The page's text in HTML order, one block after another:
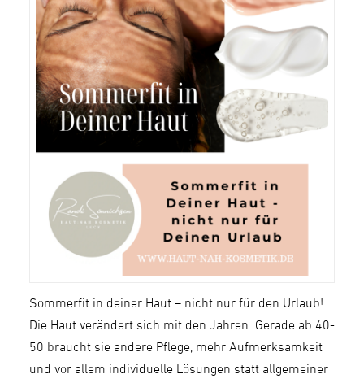
Sommerfit in deiner Haut – nicht nur für den Urlaub!
Die Haut verändert sich mit den Jahren. Gerade ab 40-
50 braucht sie andere Pflege, mehr Aufmerksamkeit
und vor allem individuelle Lösungen statt allgemeiner